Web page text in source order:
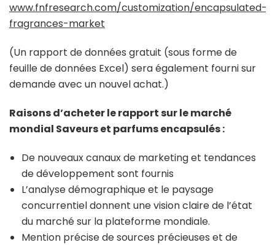
www.fnfresearch.com/customization/encapsulated-
fragrances-market
(Un rapport de données gratuit (sous forme de
feuille de données Excel) sera également fourni sur
demande avec un nouvel achat.)
Raisons d’acheter le rapport sur le marché
mondial Saveurs et parfums encapsulés :
De nouveaux canaux de marketing et tendances
de développement sont fournis
L’analyse démographique et le paysage
concurrentiel donnent une vision claire de l’état
du marché sur la plateforme mondiale.
Mention précise de sources précieuses et de